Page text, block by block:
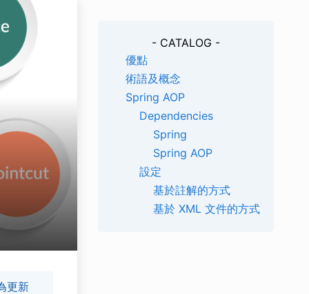
更新
- CATALOG -
優點
術語及概念
Spring AOP
Dependencies
Spring
Spring AOP
設定
基於註解的方式
基於 XML 文件的方式